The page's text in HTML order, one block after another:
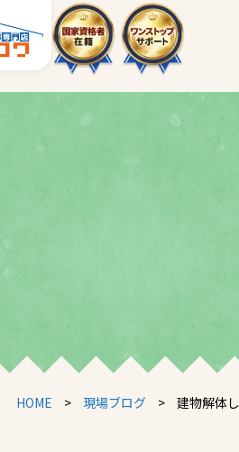
HOME > 現場ブログ > 建物解体